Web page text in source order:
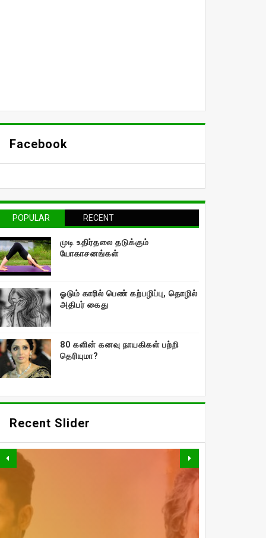
Facebook
POPULAR RECENT
முடி உதிர்தலை தடுக்கும்
யோகாசனங்கள்
ஓடும் காரில் பெண் கற்பழிப்பு, தொழில்
அதிபர் கைது
80 களின் கனவு நாயகிகள் பற்றி
தெரியுமா?
Recent Slider